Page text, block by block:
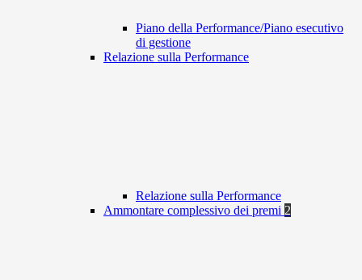
Piano della Performance/Piano esecutivo
di gestione
Relazione sulla Performance
Relazione sulla Performance
Ammontare complessivo dei premi 2